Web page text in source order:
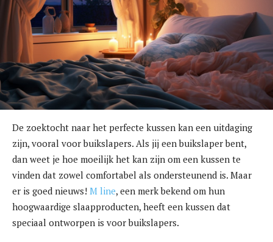
De zoektocht naar het perfecte kussen kan een uitdaging
zijn, vooral voor buikslapers. Als jij een buikslaper bent,
dan weet je hoe moeilijk het kan zijn om een kussen te
vinden dat zowel comfortabel als ondersteunend is. Maar
er is goed nieuws! M line, een merk bekend om hun
hoogwaardige slaapproducten, heeft een kussen dat
speciaal ontworpen is voor buikslapers.